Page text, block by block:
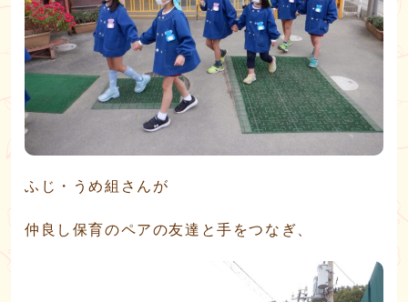
ふじ・うめ組さんが
仲良し保育のペアの友達と手をつなぎ、